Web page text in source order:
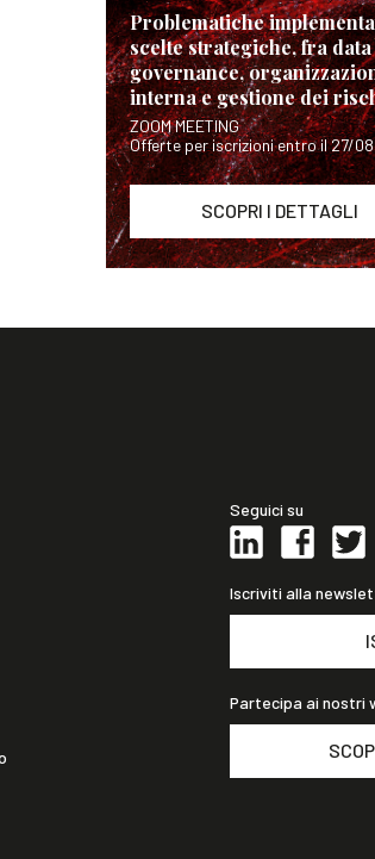
Problematiche
scelte strategiche, fra data
governance,
interna e gestione dei
ZOOM MEETING
Offerte per iscrizioni entro il 27/08
SCOPRI I DETTAGLI
Seguici su
Iscriviti alla
Partecipa ai nostri